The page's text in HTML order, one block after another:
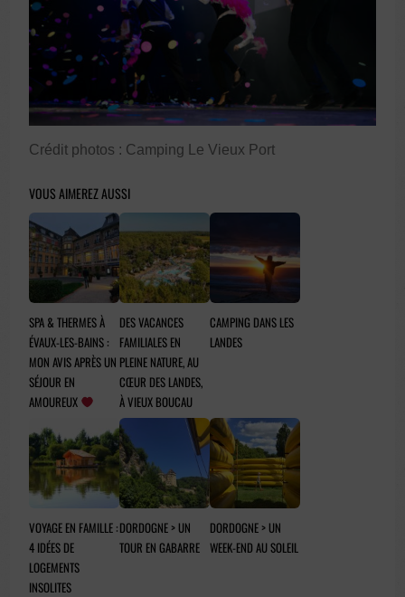
Crédit photos : Camping Le Vieux Port
VOUS AIMEREZ AUSSI
SPA & THERMES À
ÉVAUX-LES-BAINS :
MON AVIS APRÈS UN
SÉJOUR EN
AMOUREUX
DES VACANCES
FAMILIALES EN
PLEINE NATURE, AU
CŒUR DES LANDES,
À VIEUX BOUCAU
CAMPING DANS LES
LANDES
VOYAGE EN FAMILLE :
4 IDÉES DE
LOGEMENTS
INSOLITES
DORDOGNE > UN
TOUR EN GABARRE
DORDOGNE > UN
WEEK-END AU SOLEIL